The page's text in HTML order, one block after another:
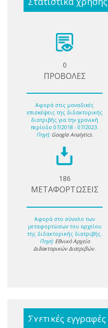
0
ΠΡΟΒΟΛΕΣ
Αφορά στις μοναδικές
επισκέψεις της διδακτορικής
διατριβής για την χρονική
περίοδο 07/2018 - 07/2023.
Πηγή: Google Analytics.
186
ΜΕΤΑΦΟΡΤΩΣΕΙΣ
Αφορά στο σύνολο των
μεταφορτώσων του αρχείου
της διδακτορικής διατριβής.
Πηγή: Εθνικό Αρχείο
Διδακτορικών Διατριβών.
Σχετικές εγγραφές